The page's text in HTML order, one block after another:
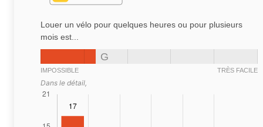
Louer un vélo pour quelques heures ou pour plusieurs
mois est...
G
IMPOSSIBLE TRÈS FACILE
Dans le détail,